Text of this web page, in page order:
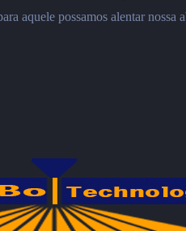
aquele possamos alentar